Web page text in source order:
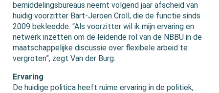
bemiddelingsbureaus neemt volgend jaar afscheid van
huidig voorzitter Bart-Jeroen Croll, die de functie sinds
2009 bekleedde. “Als voorzitter wil ik mijn ervaring en
netwerk inzetten om de leidende rol van de NBBU in de
maatschappelijke discussie over flexibele arbeid te
vergroten”, zegt Van der Burg.
Ervaring
De huidige politica heeft ruime ervaring in de politiek,